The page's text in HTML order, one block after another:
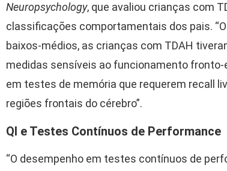
Neuropsychology, que avaliou crianças com
classificações comportamentais dos pais.
baixos-médios, as crianças com TDAH
medidas sensíveis ao funcionamento
em testes de memória que requerem recall
regiões frontais do cérebro”.
QI e Testes Contínuos de Performance
“O desempenho em testes contínuos de